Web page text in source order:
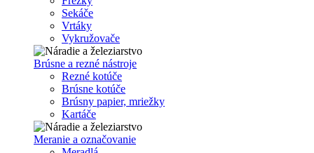
Sekáče
Vrtáky
Vykružovače
Brúsne a rezné nástroje
Rezné kotúče
Brúsne kotúče
Brúsny papier, mriežky
Kartáče
Meranie a označovanie